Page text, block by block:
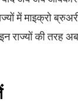
में माइक्रो
राज्यों की तरह